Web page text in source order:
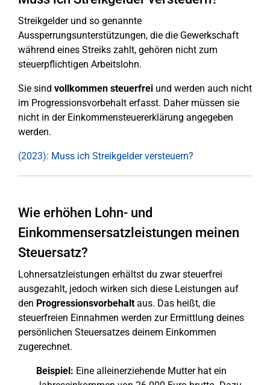
Streikgelder und so genannte
Aussperrungsunterstützungen, die die Gewerkschaft
während eines Streiks zahlt, gehören nicht zum
steuerpflichtigen Arbeitslohn.
Sie sind vollkommen steuerfrei und werden auch nicht
im Progressionsvorbehalt erfasst. Daher müssen sie
nicht in der Einkommensteuererklärung angegeben
werden.
(2023): Muss ich Streikgelder versteuern?
Wie erhöhen Lohn- und
Einkommensersatzleistungen meinen
Steuersatz?
Lohnersatzleistungen erhältst du zwar steuerfrei
ausgezahlt, jedoch wirken sich diese Leistungen auf
den Progressionsvorbehaltaus. Das heißt, die
steuerfreien Einnahmen werden zur Ermittlung deines
persönlichen Steuersatzes deinem Einkommen
zugerechnet.
Beispiel: Eine alleinerziehende Mutter hat ein